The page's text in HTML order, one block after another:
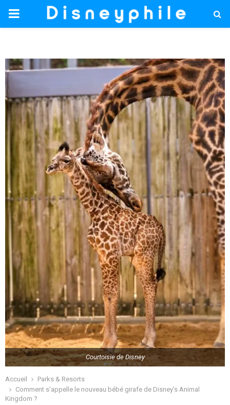
PRIMARY
Courtoisie de Disney
Accueil
Parks & Resorts
Comment s’appelle le nouveau bébé girafe de Disney’s Animal
Kingdom ?